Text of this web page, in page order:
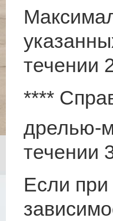
течении
****
дрелью-
течении
Если при